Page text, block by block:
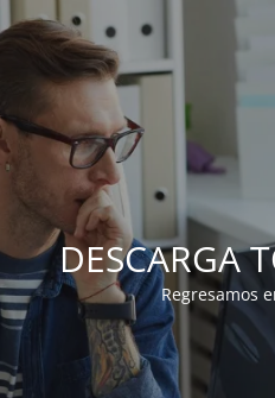
DESCARGA
Regresamos